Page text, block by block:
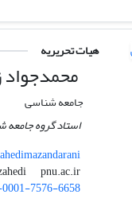
هیات تحریریه
محمدجواد
جامعه شناسی
استاد گروه جامعه
m_zahedi
pnu.ac.ir
7576-6658